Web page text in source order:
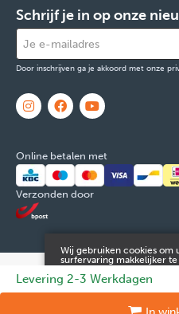
Levering 2-3 Werkdagen
Schrijf je in op onze
Door inschrijven ga je akkoord met onze
Online betalen met
Verzonden door
© 2026 FOX & Cie
Juridische informatie en
Wij gebruiken cookies om
surfervaring makkelijker te
te maken van deze website
je hiermee akkoord.
Meer info vind je in onze